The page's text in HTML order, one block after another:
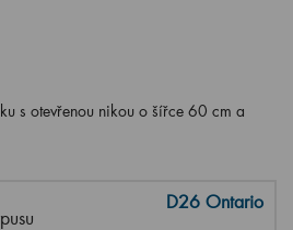
s otevřenou nikou o šířce 60 cm a
D26 Ontario